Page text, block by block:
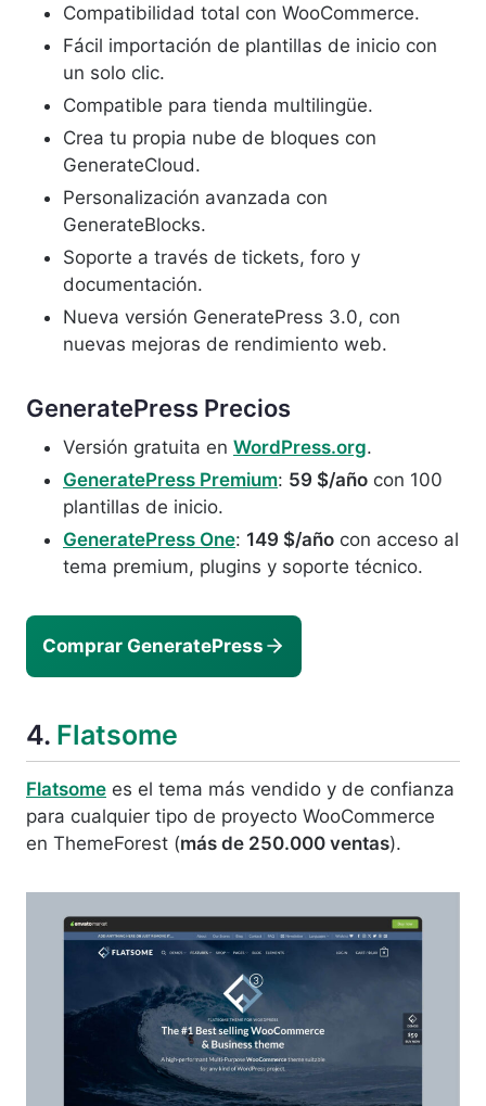
Compatibilidad total con WooCommerce.
Fácil importación de plantillas de inicio con
un solo clic.
Compatible para tienda multilingüe.
Crea tu propia nube de bloques con
GenerateCloud.
Personalización avanzada con
GenerateBlocks.
Soporte a través de tickets, foro y
documentación.
Nueva versión GeneratePress 3.0, con
nuevas mejoras de rendimiento web.
GeneratePress Precios
Versión gratuita en WordPress.org.
GeneratePress Premium: 59 $/año con 100
plantillas de inicio.
GeneratePress One: 149 $/año con acceso al
tema premium, plugins y soporte técnico.
Comprar GeneratePress
4. Flatsome
Flatsome es el tema más vendido y de confianza
para cualquier tipo de proyecto WooCommerce
en ThemeForest (más de 250.000 ventas).